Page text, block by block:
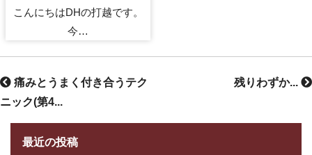
こんにちはDHの打越です。
今…
残りわずか...
痛みとうまく付き合うテク
ニック(第4...
最近の投稿